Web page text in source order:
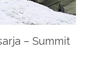
– Summit